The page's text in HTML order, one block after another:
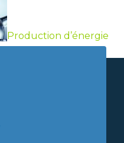
Production d’énergie